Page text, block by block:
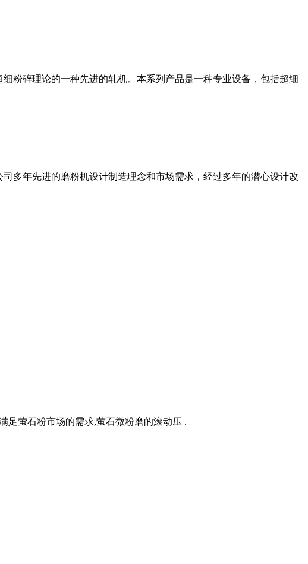
粉碎理论的一种先进的轧机。本系列产品是一种专业设备，包括超细
多年先进的磨粉机设计制造理念和市场需求，经过多年的潜心设计改
足萤石粉市场的需求,萤石微粉磨的滚动压 .